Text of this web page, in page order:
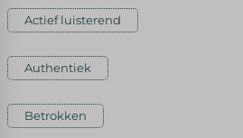
Actief luisterend
Authentiek
Betrokken